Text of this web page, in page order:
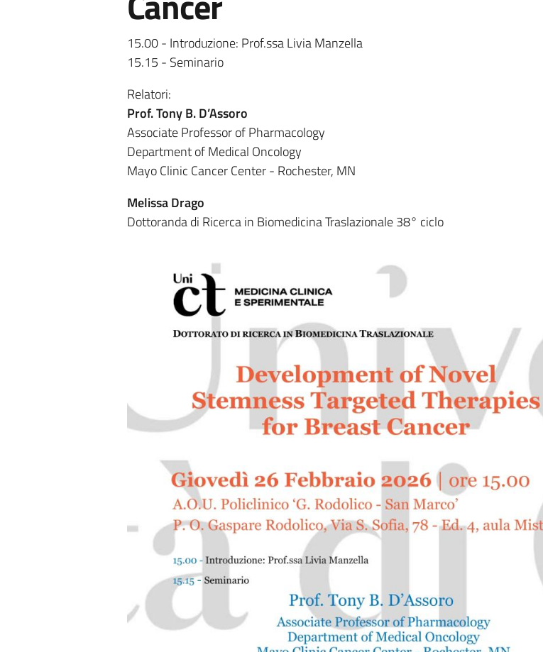
15.00 - Introduzione: Prof.ssa Livia Manzella
15.15 - Seminario
Relatori:
Prof. Tony B. D’Assoro
Associate Professor of Pharmacology
Department of Medical Oncology
Mayo Clinic Cancer Center - Rochester, MN
Melissa Drago
Dottoranda di Ricerca in Biomedicina Traslazionale 38° ciclo